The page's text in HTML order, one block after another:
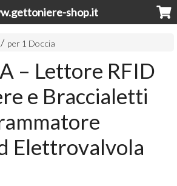
shop.it
per 1 Doccia
– Lettore RFID
e Braccialetti
Elettrovalvola